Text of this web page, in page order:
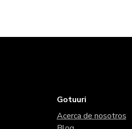
Gotuuri
Acerca de nosotros